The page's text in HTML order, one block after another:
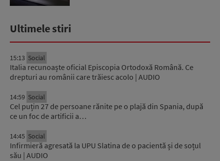
Ultimele stiri
15:13 Social
Italia recunoaște oficial Episcopia Ortodoxă Română. Ce
drepturi au românii care trăiesc acolo | AUDIO
14:59 Social
Cel puțin 27 de persoane rănite pe o plajă din Spania, după
ce un foc de artificii a…
14:45 Social
Infirmieră agresată la UPU Slatina de o pacientă și de soțul
său | AUDIO